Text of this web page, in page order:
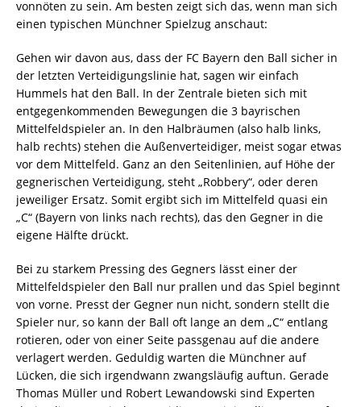
vonnöten zu sein. Am besten zeigt sich das, wenn man sich
einen typischen Münchner Spielzug anschaut:
Gehen wir davon aus, dass der FC Bayern den Ball sicher in
der letzten Verteidigungslinie hat, sagen wir einfach
Hummels hat den Ball. In der Zentrale bieten sich mit
entgegenkommenden Bewegungen die 3 bayrischen
Mittelfeldspieler an. In den Halbräumen (also halb links,
halb rechts) stehen die Außenverteidiger, meist sogar etwas
vor dem Mittelfeld. Ganz an den Seitenlinien, auf Höhe der
gegnerischen Verteidigung, steht „Robbery“, oder deren
jeweiliger Ersatz. Somit ergibt sich im Mittelfeld quasi ein
„C“ (Bayern von links nach rechts), das den Gegner in die
eigene Hälfte drückt.
Bei zu starkem Pressing des Gegners lässt einer der
Mittelfeldspieler den Ball nur prallen und das Spiel beginnt
von vorne. Presst der Gegner nun nicht, sondern stellt die
Spieler nur, so kann der Ball oft lange an dem „C“ entlang
rotieren, oder von einer Seite passgenau auf die andere
verlagert werden. Geduldig warten die Münchner auf
Lücken, die sich irgendwann zwangsläufig auftun. Gerade
Thomas Müller und Robert Lewandowski sind Experten